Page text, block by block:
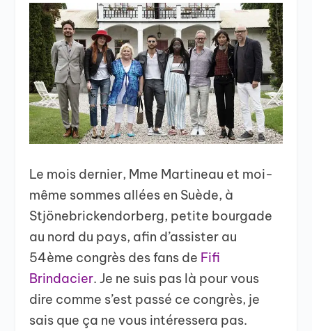
Le mois dernier, Mme Martineau et moi-
même sommes allées en Suède, à
Stjönebrickendorberg, petite bourgade
au nord du pays, afin d’assister au
54ème congrès des fans de Fifi
Brindacier. Je ne suis pas là pour vous
dire comme s’est passé ce congrès, je
sais que ça ne vous intéressera pas.